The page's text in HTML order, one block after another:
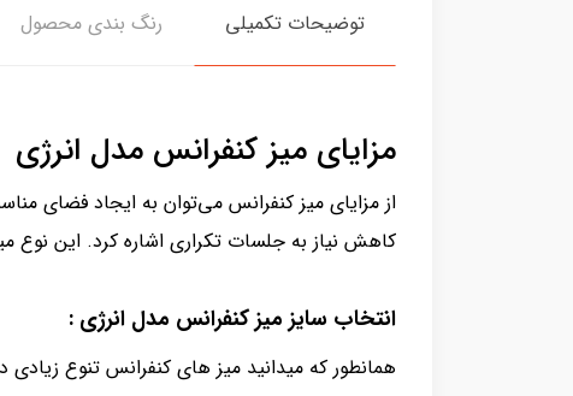
توضیحات تکمیلی رنگ بندی محصول
مزایای ميز كنفرانس مدل انرژی
از مزایای میز کنفرانس می‌توان به ایجاد فضای
کاهش نیاز به جلسات تکراری اشاره کرد. این نوع
انتخاب سایز ميز كنفرانس مدل انرژی :
همانطور که میدانید میز های کنفرانس تنوع زیادی